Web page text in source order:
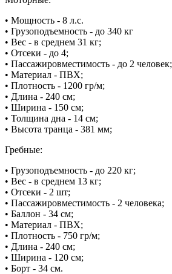
• Мощность - 8 л.с.
• Грузоподъемность - до 340 кг
• Вес - в среднем 31 кг;
• Отсеки - до 4;
• Пассажировместимость - до 2 человек;
• Материал - ПВХ;
• Плотность - 1200 гр/м;
• Длина - 240 см;
• Ширина - 150 см;
• Толщина дна - 14 см;
• Высота транца - 381 мм;
Гребные:
• Грузоподъемность - до 220 кг;
• Вес - в среднем 13 кг;
• Отсеки - 2 шт;
• Пассажировместимость - 2 человека;
• Баллон - 34 см;
• Материал - ПВХ;
• Плотность - 750 гр/м;
• Длина - 240 см;
• Ширина - 120 см;
• Борт - 34 см.